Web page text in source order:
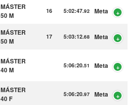
MÁSTER
50 M
16 5:02:47.92 Meta
MÁSTER
50 M
17 5:03:12.68 Meta
MÁSTER
40 M
5:06:20.51 Meta
MÁSTER
40 F
5:06:20.97 Meta